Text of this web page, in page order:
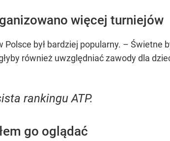
więcej turniejów
był bardziej popularny. – Świetne
również uwzględniać zawody dla
rankingu ATP.
go oglądać